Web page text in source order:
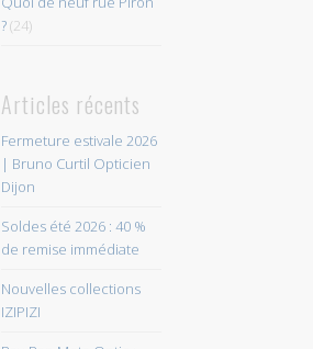
?(24)
Articles récents
Fermeture estivale 2026
| Bruno Curtil Opticien
Dijon
Soldes été 2026 : 40 %
de remise immédiate
Nouvelles collections
IZIPIZI